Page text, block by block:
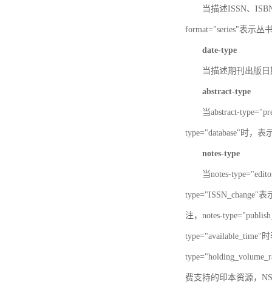
当描述ISSN、
format="series"表示丛
date-type
当描述期刊出版日
abstract-type
当abstract-
type="database"时，表
notes-type
当notes-
type="ISSN_change"
注，notes-
type="available_time"
费支持的印本资源，